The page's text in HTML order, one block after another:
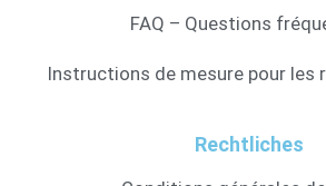
FAQ – Questions
Instructions de mesure pour les
Rechtliches